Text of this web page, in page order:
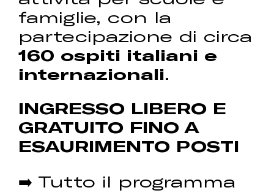
famiglie, con la
partecipazione di circa
160 ospiti italiani e
internazionali.
INGRESSO LIBERO E
GRATUITO FINO A
ESAURIMENTO POSTI
➡️ Tutto il programma